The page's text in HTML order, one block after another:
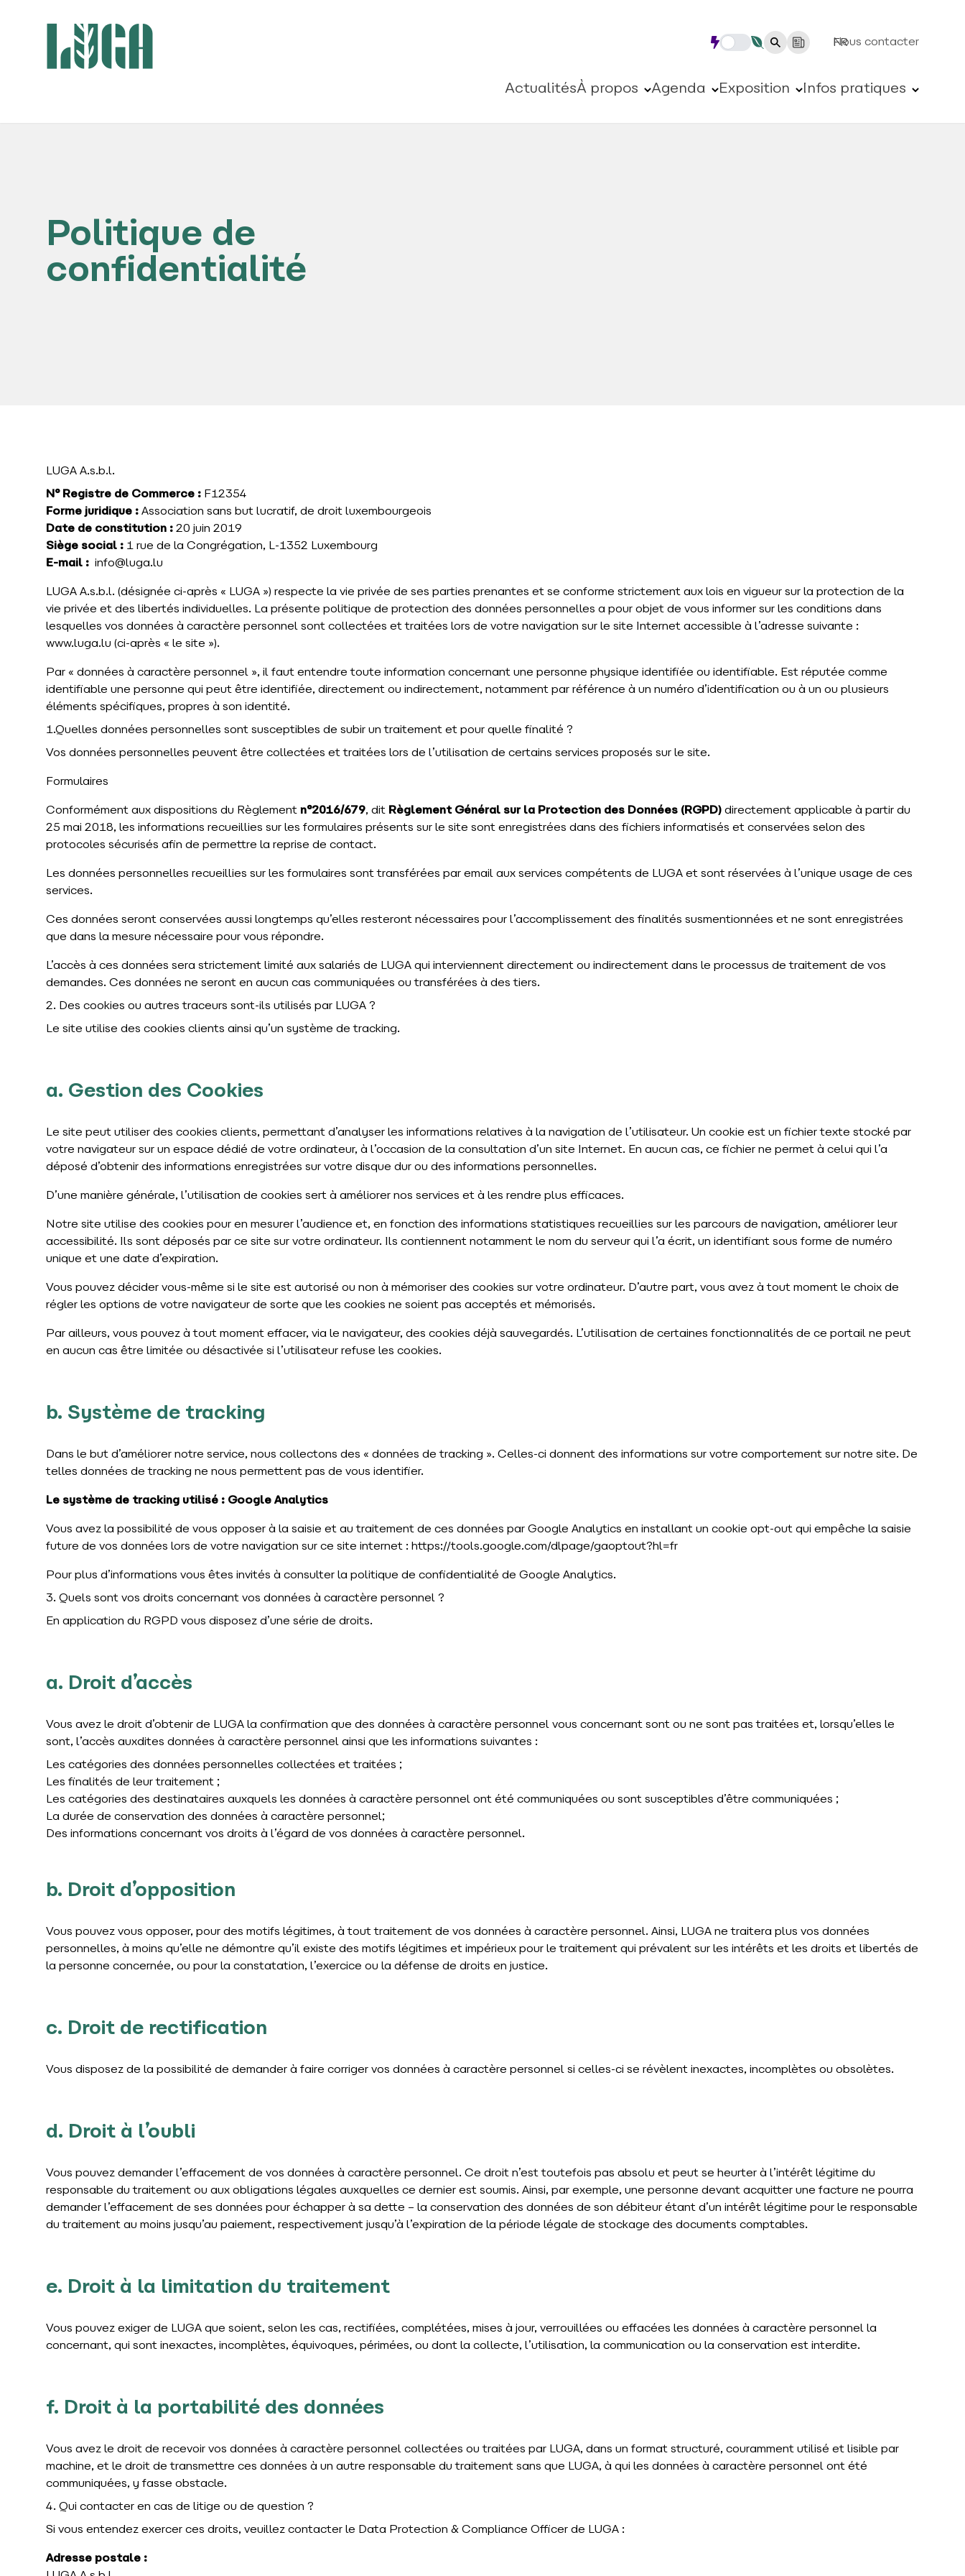
FR
Nous contacter
ActualitésÀ propos Agenda Exposition Infos pratiques
Politique de
confidentialité
LUGA A.s.b.l.
N° Registre de Commerce : F12354
Forme juridique : Association sans but lucratif, de droit luxembourgeois
Date de constitution : 20 juin 2019
Siège social : 1 rue de la Congrégation, L-1352 Luxembourg
E-mail : info@luga.lu
LUGA A.s.b.l. (désignée ci-après « LUGA ») respecte la vie privée de ses parties prenantes et se conforme strictement aux lois en vigueur sur la protection de la
vie privée et des libertés individuelles. La présente politique de protection des données personnelles a pour objet de vous informer sur les conditions dans
lesquelles vos données à caractère personnel sont collectées et traitées lors de votre navigation sur le site Internet accessible à l’adresse suivante :
www.luga.lu (ci-après « le site »).
Par « données à caractère personnel », il faut entendre toute information concernant une personne physique identifiée ou identifiable. Est réputée comme
identifiable une personne qui peut être identifiée, directement ou indirectement, notamment par référence à un numéro d’identification ou à un ou plusieurs
éléments spécifiques, propres à son identité.
1.Quelles données personnelles sont susceptibles de subir un traitement et pour quelle finalité ?
Vos données personnelles peuvent être collectées et traitées lors de l’utilisation de certains services proposés sur le site.
Formulaires
Conformément aux dispositions du Règlement n°2016/679, dit Règlement Général sur la Protection des Données (RGPD) directement applicable à partir du
25 mai 2018, les informations recueillies sur les formulaires présents sur le site sont enregistrées dans des fichiers informatisés et conservées selon des
protocoles sécurisés afin de permettre la reprise de contact.
Les données personnelles recueillies sur les formulaires sont transférées par email aux services compétents de LUGA et sont réservées à l’unique usage de ces
services.
Ces données seront conservées aussi longtemps qu’elles resteront nécessaires pour l’accomplissement des finalités susmentionnées et ne sont enregistrées
que dans la mesure nécessaire pour vous répondre.
L’accès à ces données sera strictement limité aux salariés de LUGA qui interviennent directement ou indirectement dans le processus de traitement de vos
demandes. Ces données ne seront en aucun cas communiquées ou transférées à des tiers.
2. Des cookies ou autres traceurs sont-ils utilisés par LUGA ?
Le site utilise des cookies clients ainsi qu’un système de tracking.
a. Gestion des Cookies
Le site peut utiliser des cookies clients, permettant d’analyser les informations relatives à la navigation de l’utilisateur. Un cookie est un fichier texte stocké par
votre navigateur sur un espace dédié de votre ordinateur, à l’occasion de la consultation d’un site Internet. En aucun cas, ce fichier ne permet à celui qui l’a
déposé d’obtenir des informations enregistrées sur votre disque dur ou des informations personnelles.
D’une manière générale, l’utilisation de cookies sert à améliorer nos services et à les rendre plus efficaces.
Notre site utilise des cookies pour en mesurer l’audience et, en fonction des informations statistiques recueillies sur les parcours de navigation, améliorer leur
accessibilité. Ils sont déposés par ce site sur votre ordinateur. Ils contiennent notamment le nom du serveur qui l’a écrit, un identifiant sous forme de numéro
unique et une date d’expiration.
Vous pouvez décider vous-même si le site est autorisé ou non à mémoriser des cookies sur votre ordinateur. D’autre part, vous avez à tout moment le choix de
régler les options de votre navigateur de sorte que les cookies ne soient pas acceptés et mémorisés.
Par ailleurs, vous pouvez à tout moment effacer, via le navigateur, des cookies déjà sauvegardés. L’utilisation de certaines fonctionnalités de ce portail ne peut
en aucun cas être limitée ou désactivée si l’utilisateur refuse les cookies.
b. Système de tracking
Dans le but d’améliorer notre service, nous collectons des « données de tracking ». Celles-ci donnent des informations sur votre comportement sur notre site. De
telles données de tracking ne nous permettent pas de vous identifier.
Le système de tracking utilisé : Google Analytics
Vous avez la possibilité de vous opposer à la saisie et au traitement de ces données par Google Analytics en installant un cookie opt-out qui empêche la saisie
future de vos données lors de votre navigation sur ce site internet : https://tools.google.com/dlpage/gaoptout?hl=fr
Pour plus d’informations vous êtes invités à consulter la politique de confidentialité de Google Analytics.
3. Quels sont vos droits concernant vos données à caractère personnel ?
En application du RGPD vous disposez d’une série de droits.
a. Droit d’accès
Vous avez le droit d’obtenir de LUGA la confirmation que des données à caractère personnel vous concernant sont ou ne sont pas traitées et, lorsqu’elles le
sont, l’accès auxdites données à caractère personnel ainsi que les informations suivantes :
Les catégories des données personnelles collectées et traitées ;
Les finalités de leur traitement ;
Les catégories des destinataires auxquels les données à caractère personnel ont été communiquées ou sont susceptibles d’être communiquées ;
La durée de conservation des données à caractère personnel;
Des informations concernant vos droits à l’égard de vos données à caractère personnel.
b. Droit d’opposition
Vous pouvez vous opposer, pour des motifs légitimes, à tout traitement de vos données à caractère personnel. Ainsi, LUGA ne traitera plus vos données
personnelles, à moins qu’elle ne démontre qu’il existe des motifs légitimes et impérieux pour le traitement qui prévalent sur les intérêts et les droits et libertés de
la personne concernée, ou pour la constatation, l’exercice ou la défense de droits en justice.
c. Droit de rectification
Vous disposez de la possibilité de demander à faire corriger vos données à caractère personnel si celles-ci se révèlent inexactes, incomplètes ou obsolètes.
d. Droit à l’oubli
Vous pouvez demander l’effacement de vos données à caractère personnel. Ce droit n’est toutefois pas absolu et peut se heurter à l’intérêt légitime du
responsable du traitement ou aux obligations légales auxquelles ce dernier est soumis. Ainsi, par exemple, une personne devant acquitter une facture ne pourra
demander l’effacement de ses données pour échapper à sa dette – la conservation des données de son débiteur étant d’un intérêt légitime pour le responsable
du traitement au moins jusqu’au paiement, respectivement jusqu’à l’expiration de la période légale de stockage des documents comptables.
e. Droit à la limitation du traitement
Vous pouvez exiger de LUGA que soient, selon les cas, rectifiées, complétées, mises à jour, verrouillées ou effacées les données à caractère personnel la
concernant, qui sont inexactes, incomplètes, équivoques, périmées, ou dont la collecte, l’utilisation, la communication ou la conservation est interdite.
f. Droit à la portabilité des données
Vous avez le droit de recevoir vos données à caractère personnel collectées ou traitées par LUGA, dans un format structuré, couramment utilisé et lisible par
machine, et le droit de transmettre ces données à un autre responsable du traitement sans que LUGA, à qui les données à caractère personnel ont été
communiquées, y fasse obstacle.
4. Qui contacter en cas de litige ou de question ?
Si vous entendez exercer ces droits, veuillez contacter le Data Protection & Compliance Officer de LUGA :
Adresse postale :